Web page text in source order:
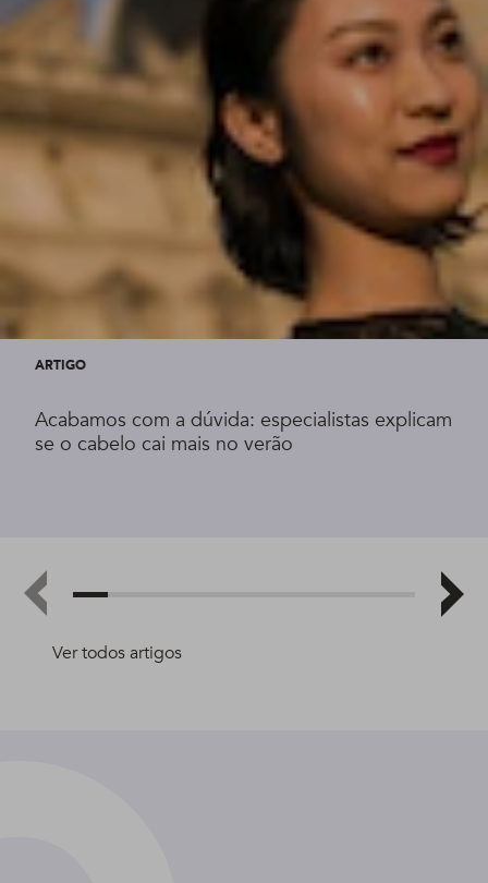
Ver todos artigos
ARTIGO
Acabamos com a dúvida: especialistas explicam
se o cabelo cai mais no verão